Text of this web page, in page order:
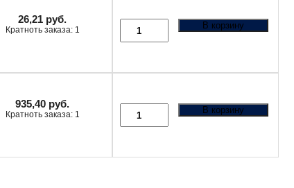
26,21 руб.
Кратноть заказа: 1 В корзину
935,40 руб.
Кратноть заказа: 1 В корзину